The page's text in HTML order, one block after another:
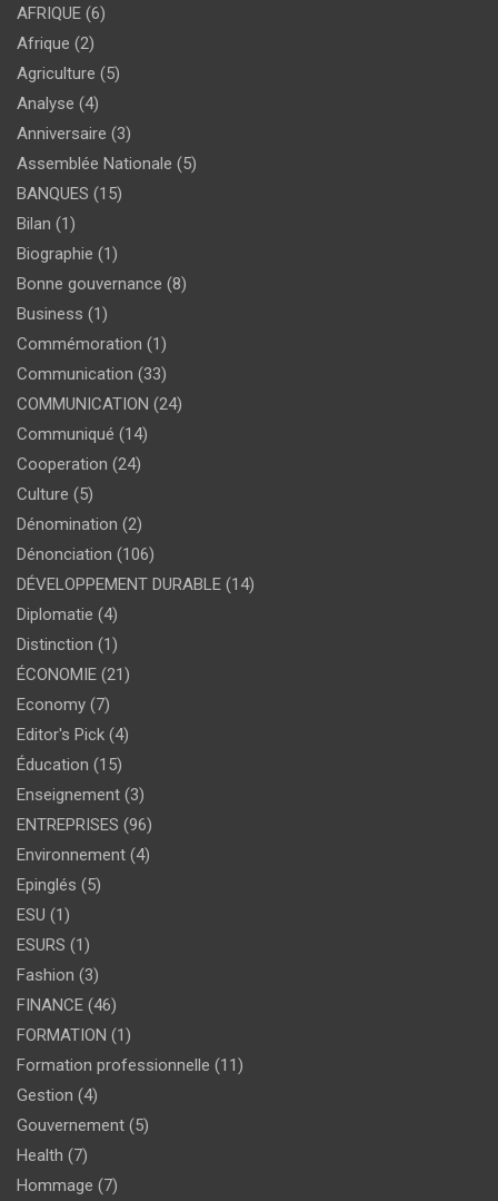
AFRIQUE (6)
Afrique (2)
Agriculture (5)
Analyse (4)
Anniversaire (3)
Assemblée Nationale (5)
BANQUES (15)
Bilan (1)
Biographie (1)
Bonne gouvernance (8)
Business (1)
Commémoration (1)
Communication (33)
COMMUNICATION (24)
Communiqué (14)
Cooperation (24)
Culture (5)
Dénomination (2)
Dénonciation (106)
DÉVELOPPEMENT DURABLE (14)
Diplomatie (4)
Distinction (1)
ÉCONOMIE (21)
Economy (7)
Editor's Pick (4)
Éducation (15)
Enseignement (3)
ENTREPRISES (96)
Environnement (4)
Epinglés (5)
ESU (1)
ESURS (1)
Fashion (3)
FINANCE (46)
FORMATION (1)
Formation professionnelle (11)
Gestion (4)
Gouvernement (5)
Health (7)
Hommage (7)